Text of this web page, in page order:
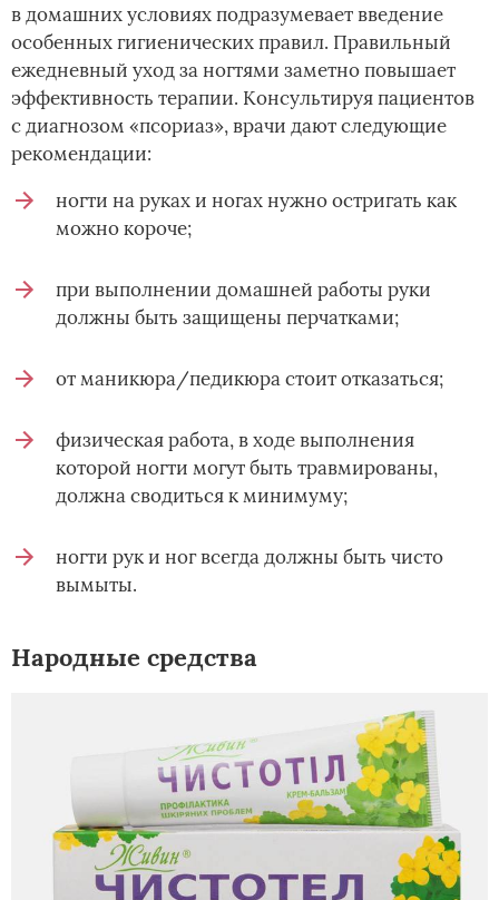
в домашних условиях подразумевает введение
особенных гигиенических правил. Правильный
ежедневный уход за ногтями заметно повышает
эффективность терапии. Консультируя пациентов
с диагнозом «псориаз», врачи дают следующие
рекомендации:
ногти на руках и ногах нужно остригать как
можно короче;
при выполнении домашней работы руки
должны быть защищены перчатками;
от маникюра/педикюра стоит отказаться;
физическая работа, в ходе выполнения
которой ногти могут быть травмированы,
должна сводиться к минимуму;
ногти рук и ног всегда должны быть чисто
вымыты.
Народные средства